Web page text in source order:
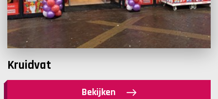
Kruidvat
Bekijken